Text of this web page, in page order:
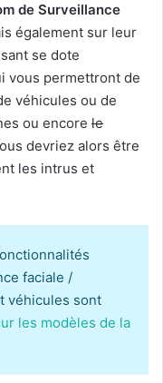
de Surveillance
également sur leur
se dote
vous permettront de
véhicules ou de
ou encore le
devriez alors être
les intrus et
faciale /
véhicules sont
les modèles de la